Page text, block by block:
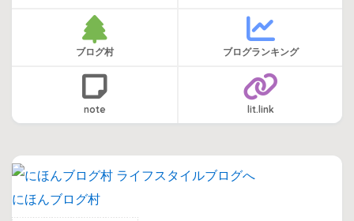
ブログ村 ブログランキング
note lit.link
にほんブログ村